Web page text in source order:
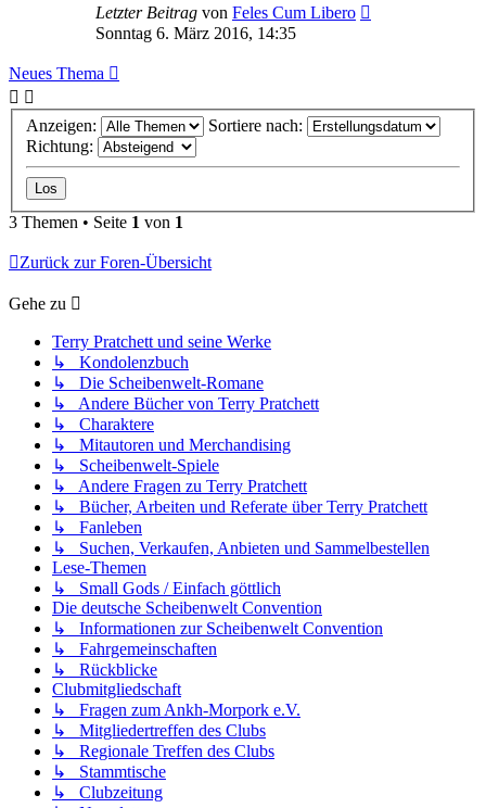
Letzter Beitrag von Feles Cum Libero
Sonntag 6. März 2016, 14:35
Neues Thema
Anzeigen:
Sortiere nach:
Richtung:
3 Themen • Seite 1 von 1
Zurück zur Foren-Übersicht
Gehe zu
Terry Pratchett und seine Werke
↳ Kondolenzbuch
↳ Die Scheibenwelt-Romane
↳ Andere Bücher von Terry Pratchett
↳ Charaktere
↳ Mitautoren und Merchandising
↳ Scheibenwelt-Spiele
↳ Andere Fragen zu Terry Pratchett
↳ Bücher, Arbeiten und Referate über Terry Pratchett
↳ Fanleben
↳ Suchen, Verkaufen, Anbieten und Sammelbestellen
Lese-Themen
↳ Small Gods / Einfach göttlich
Die deutsche Scheibenwelt Convention
↳ Informationen zur Scheibenwelt Convention
↳ Fahrgemeinschaften
↳ Rückblicke
Clubmitgliedschaft
↳ Fragen zum Ankh-Morpork e.V.
↳ Mitgliedertreffen des Clubs
↳ Regionale Treffen des Clubs
↳ Stammtische
↳ Clubzeitung